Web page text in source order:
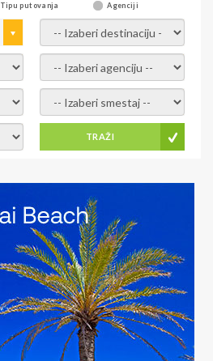
Tipu putovanja Agenciji
- izaberi destinaciju -
- izaberi agenciju -
- Izaberite smestaj -
TRAŽI